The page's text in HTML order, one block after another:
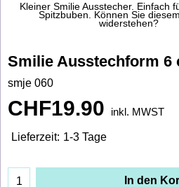
Kleiner Smilie Ausstecher. Einfach
Spitzbuben. Können Sie
widerstehen?
Smilie Ausstechform 6
smje 060
CHF19.90 inkl. MWST
Lieferzeit: 1-3 Tage
In den